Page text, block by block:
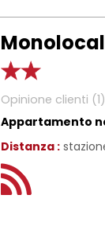
Opinione clienti (1)
Distanza :
Appartamento